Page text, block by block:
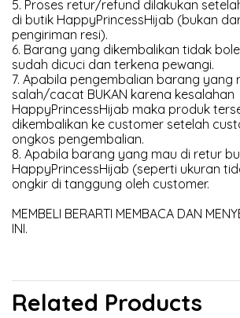
5. Proses retur/refund dilakukan
di butik HappyPrincessHijab (bukan
pengiriman resi).
6. Barang yang dikembalikan tidak
sudah dicuci dan terkena pewangi.
7. Apabila pengembalian barang yang
salah/cacat BUKAN karena kesalahan
HappyPrincessHijab maka produk
dikembalikan ke customer setelah
ongkos pengembalian.
8. Apabila barang yang mau di retur
HappyPrincessHijab (seperti ukuran
ongkir di tanggung oleh customer.
MEMBELI BERARTI MEMBACA DAN
INI.
Related Products